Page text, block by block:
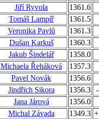
Jiří Ryvola
1361.6
Tomáš Lampíř
1361.5
Veronika Pavlů
1361.3
Dušan Karkuš
1360.3
Jakub Šindelář
1358.0
Michaela Řeháková
1357.3
Pavel Novák
1356.6
Jindřich Sikora 1356.3
Jana Járová
1356.0
Michal Závada 1349.3